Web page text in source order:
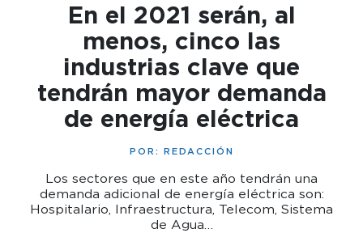
En el 2021 serán, al
menos, cinco las
industrias clave que
tendrán mayor demanda
de energía eléctrica
POR: REDACCIÓN
Los sectores que en este año tendrán una
demanda adicional de energía eléctrica son:
Hospitalario, Infraestructura, Telecom, Sistema
de Agua…